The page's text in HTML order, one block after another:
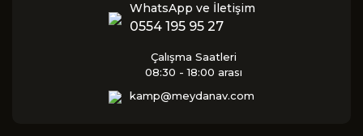
WhatsApp ve İletişim
0554 195 95 27
Çalışma Saatleri
08:30 - 18:00 arası
kamp@meydanav.com